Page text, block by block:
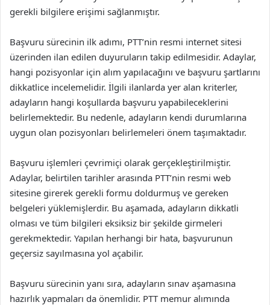
gerekli bilgilere erişimi sağlanmıştır.
Başvuru sürecinin ilk adımı, PTT’nin resmi internet sitesi
üzerinden ilan edilen duyuruların takip edilmesidir. Adaylar,
hangi pozisyonlar için alım yapılacağını ve başvuru şartlarını
dikkatlice incelemelidir. İlgili ilanlarda yer alan kriterler,
adayların hangi koşullarda başvuru yapabileceklerini
belirlemektedir. Bu nedenle, adayların kendi durumlarına
uygun olan pozisyonları belirlemeleri önem taşımaktadır.
Başvuru işlemleri çevrimiçi olarak gerçekleştirilmiştir.
Adaylar, belirtilen tarihler arasında PTT’nin resmi web
sitesine girerek gerekli formu doldurmuş ve gereken
belgeleri yüklemişlerdir. Bu aşamada, adayların dikkatli
olması ve tüm bilgileri eksiksiz bir şekilde girmeleri
gerekmektedir. Yapılan herhangi bir hata, başvurunun
geçersiz sayılmasına yol açabilir.
Başvuru sürecinin yanı sıra, adayların sınav aşamasına
hazırlık yapmaları da önemlidir. PTT memur alımında